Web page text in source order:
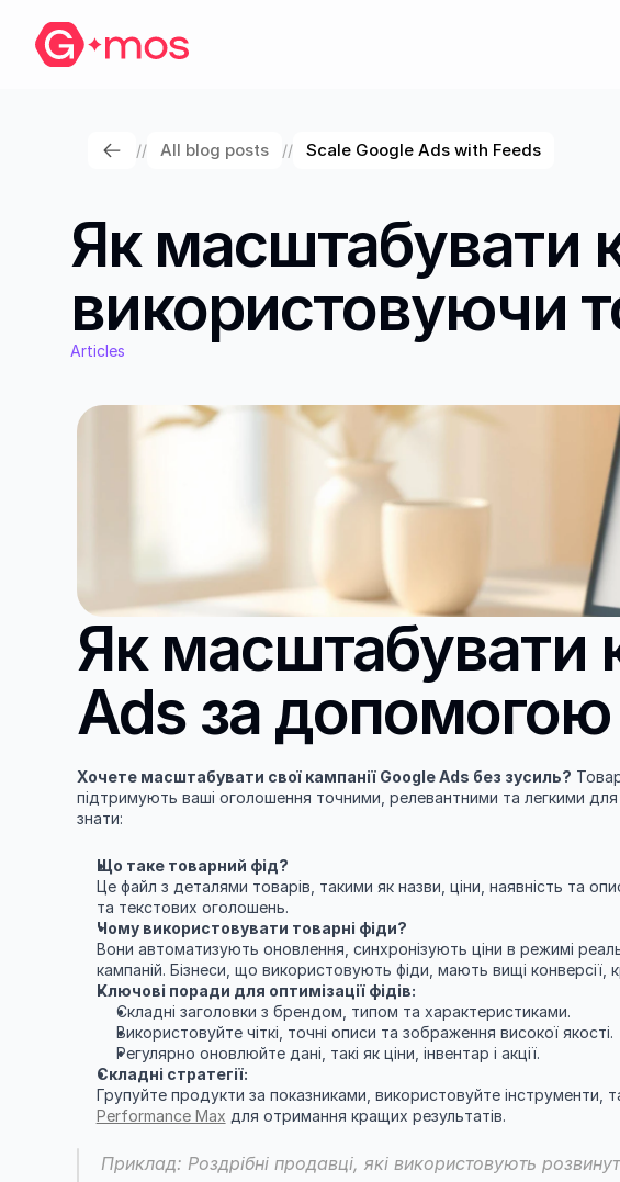
// All blog posts // Scale Google Ads with Feeds
Як масштабувати
використовуючи
Articles
Як масштабувати
Ads за допомогою
Хочете масштабувати свої кампанії Google Ads без зусиль?
підтримують ваші оголошення точними, релевантними та легкими
знати:
Що таке товарний фід?
Це файл з деталями товарів, такими як назви, ціни, наявність та
та текстових оголошень.
Чому використовувати товарні фіди?
Вони автоматизують оновлення, синхронізують ціни в режимі
кампаній. Бізнеси, що використовують фіди, мають вищі конверсії,
Ключові поради для оптимізації фідів:
Складні заголовки з брендом, типом та характеристиками.
Використовуйте чіткі, точні описи та зображення високої якості.
Регулярно оновлюйте дані, такі як ціни, інвентар і акції.
Складні стратегії:
Групуйте продукти за показниками, використовуйте інструменти,
Performance Max для отримання кращих результатів.
Приклад: Роздрібні продавці, які використовують